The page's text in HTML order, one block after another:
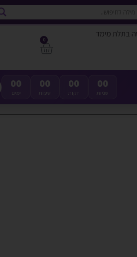
בתלת מימד
0
00
ימים
00
שעות
00
דקות
00
שניות